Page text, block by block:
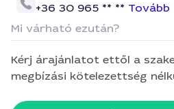
+36 30 965 ** ** Tovább
Mi várható ezután?
Kérj árajánlatot ettől a
megbízási kötelezettség